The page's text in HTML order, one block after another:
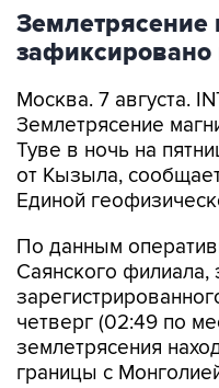
Землетрясение
зафиксировано
Москва. 7 августа.
Землетрясение
Туве в ночь на
от Кызыла,
Единой
По данным
Саянского филиала,
четверг (02:49 по
землетрясения
границы с